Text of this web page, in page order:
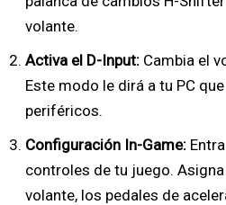
volante.
Activa el D-Input: Cambia el
Este modo le dirá a tu PC
periféricos.
Configuración In-Game:
controles de tu juego.
volante, los pedales de